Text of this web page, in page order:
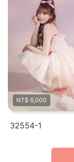
NT$ 6,000
32554-1